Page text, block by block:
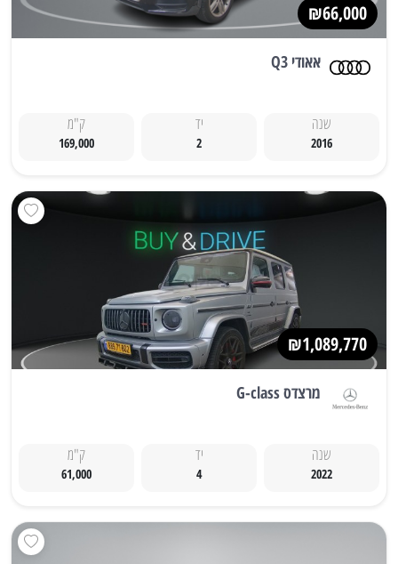
₪66,000
אאודי Q3
שנה
2016
יד
2
ק"מ
169,000
₪1,089,770
מרצדס G-class
שנה
2022
יד
4
ק"מ
61,000